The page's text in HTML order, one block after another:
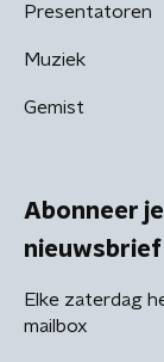
Presentatoren
Muziek
Gemist
Abonneer
nieuwsbrief
Elke zaterdag
mailbox